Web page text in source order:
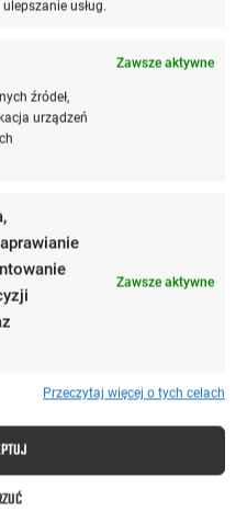
usług.
Zawsze aktywne
źródeł,
urządzeń
Zawsze aktywne
Przeczytaj więcej o tych celach
%
egzaminie wstępnym